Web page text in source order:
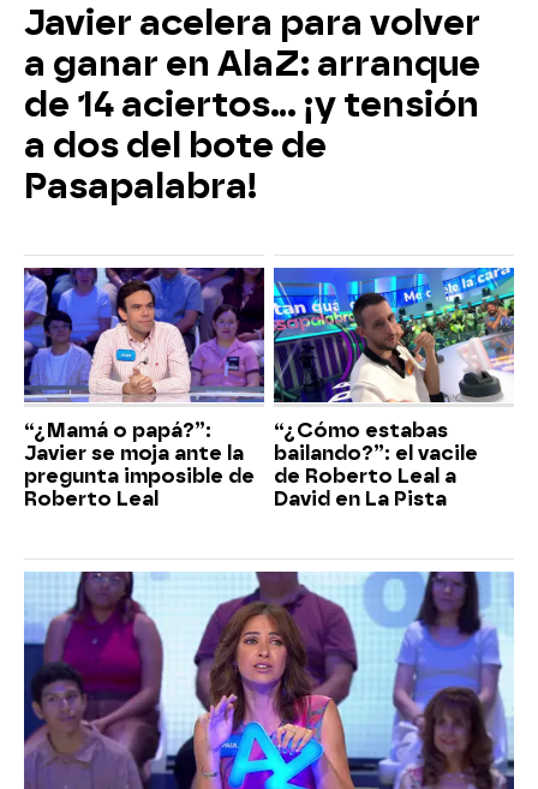
Javier acelera para volver
a ganar en AlaZ: arranque
de 14 aciertos… ¡y tensión
a dos del bote de
Pasapalabra!
“¿Mamá o papá?”:
Javier se moja ante la
pregunta imposible de
Roberto Leal
“¿Cómo estabas
bailando?”: el vacile
de Roberto Leal a
David en La Pista